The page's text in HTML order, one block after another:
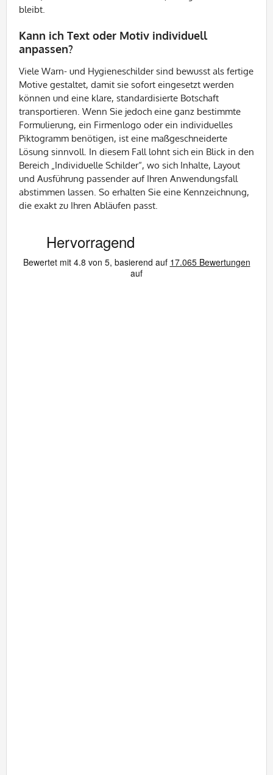
bleibt.
Kann ich Text oder Motiv individuell
anpassen?
Viele Warn- und Hygieneschilder sind bewusst als fertige
Motive gestaltet, damit sie sofort eingesetzt werden
können und eine klare, standardisierte Botschaft
transportieren. Wenn Sie jedoch eine ganz bestimmte
Formulierung, ein Firmenlogo oder ein individuelles
Piktogramm benötigen, ist eine maßgeschneiderte
Lösung sinnvoll. In diesem Fall lohnt sich ein Blick in den
Bereich „Individuelle Schilder“, wo sich Inhalte, Layout
und Ausführung passender auf Ihren Anwendungsfall
abstimmen lassen. So erhalten Sie eine Kennzeichnung,
die exakt zu Ihren Abläufen passt.